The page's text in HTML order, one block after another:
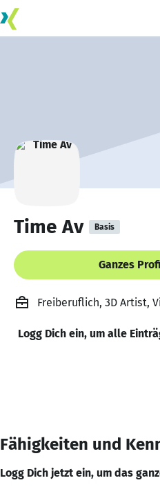
Time Av Basis
Ganzes
Freiberuflich, 3D Artist,
Logg Dich ein, um alle
Fähigkeiten und
Logg Dich jetzt ein, um das